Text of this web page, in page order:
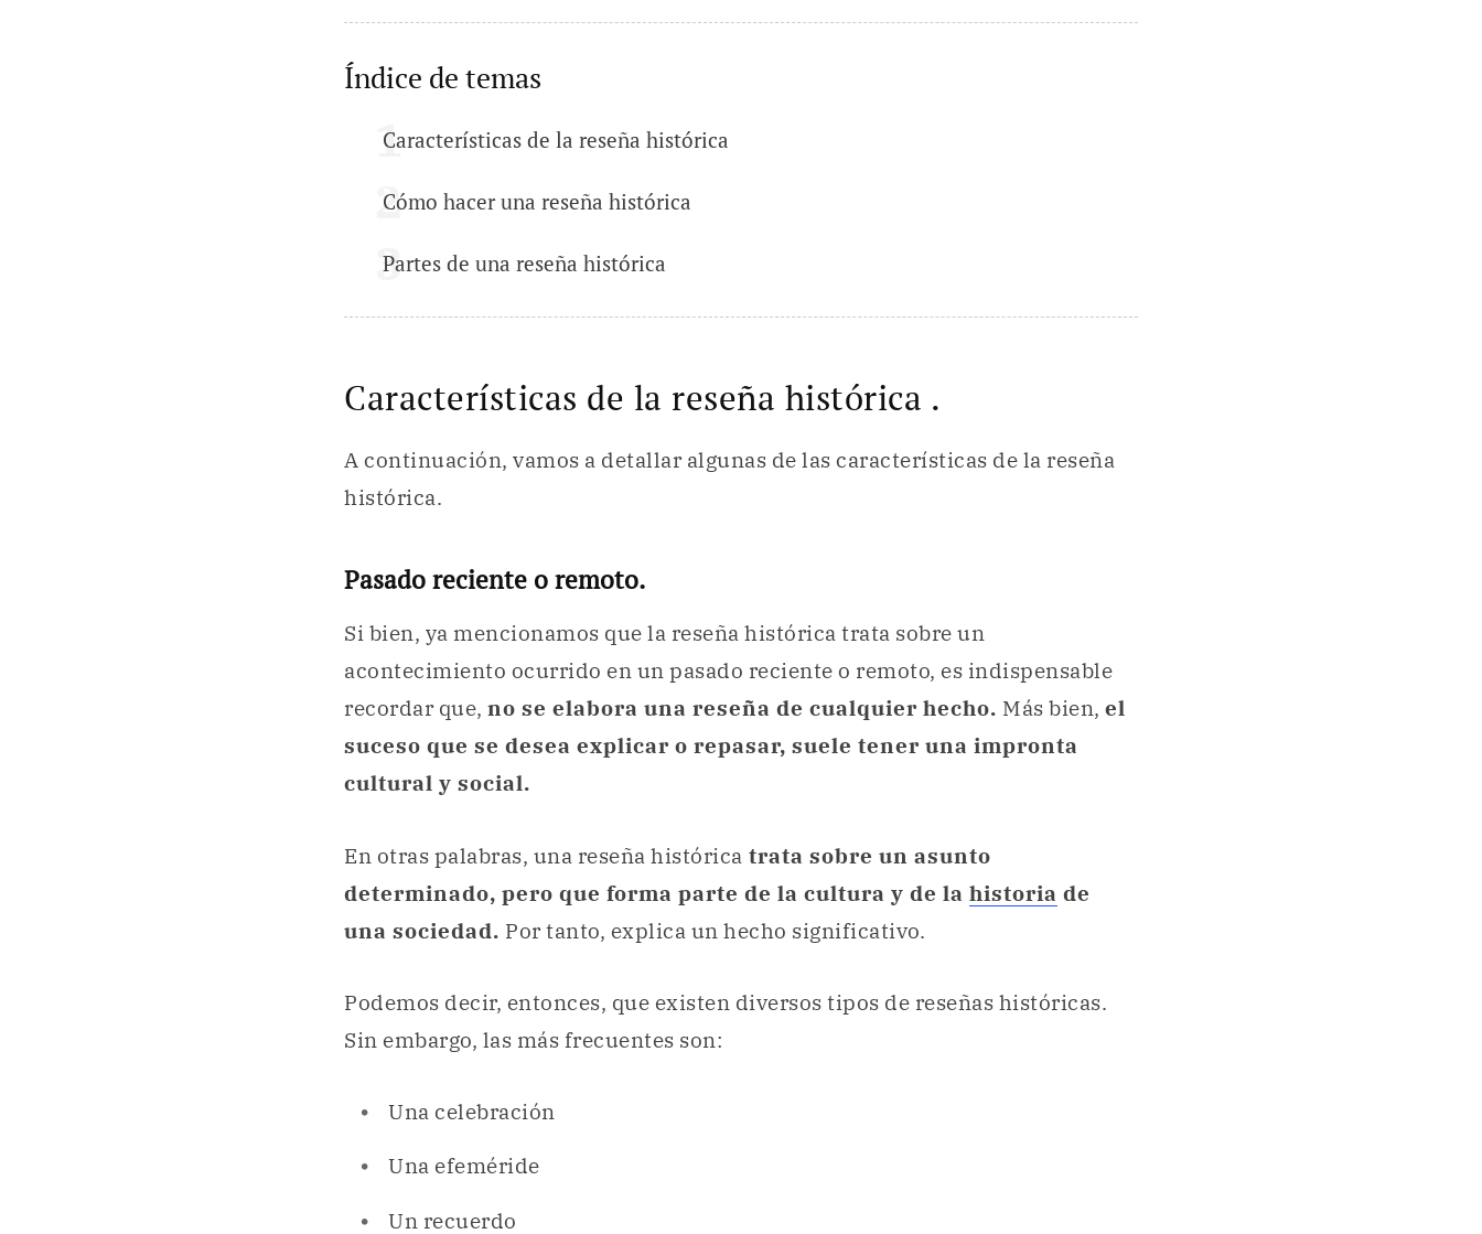
Índice de temas
Características de la reseña histórica
Cómo hacer una reseña histórica
Partes de una reseña histórica
Características de la reseña histórica .
A continuación, vamos a detallar algunas de las características de la reseña
histórica.
Pasado reciente o remoto.
Si bien, ya mencionamos que la reseña histórica trata sobre un
acontecimiento ocurrido en un pasado reciente o remoto, es indispensable
recordar que, no se elabora una reseña de cualquier hecho. Más bien, el
suceso que se desea explicar o repasar, suele tener una impronta
cultural y social.
En otras palabras, una reseña histórica trata sobre un asunto
determinado, pero que forma parte de la cultura y de la historia de
una sociedad. Por tanto, explica un hecho significativo.
Podemos decir, entonces, que existen diversos tipos de reseñas históricas.
Sin embargo, las más frecuentes son:
Una celebración
Una efeméride
Un recuerdo